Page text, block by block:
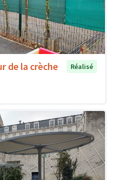
de la crèche
Réalisé